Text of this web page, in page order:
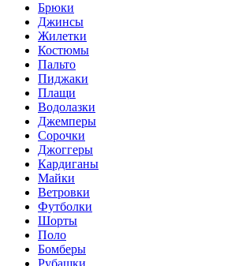
Брюки
Джинсы
Жилетки
Костюмы
Пальто
Пиджаки
Плащи
Водолазки
Джемперы
Сорочки
Джоггеры
Кардиганы
Майки
Ветровки
Футболки
Шорты
Поло
Бомберы
Рубашки